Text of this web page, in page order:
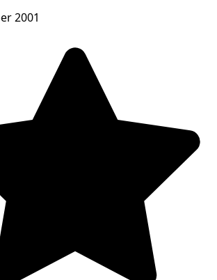
2001